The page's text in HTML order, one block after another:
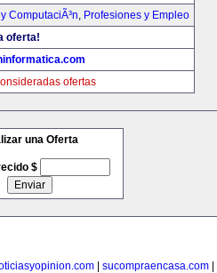
ComputaciÃ³n, Profesiones y Empleo
oferta!
ofertas
una Oferta
$
sucompraencasa.com